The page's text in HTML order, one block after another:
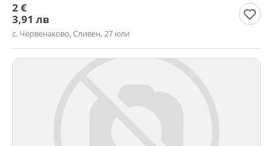
2 €
3,91 лв
с. Червенаково, Сливен, 27 юли